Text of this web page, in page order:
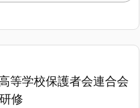
等学校保護者会連合会
修